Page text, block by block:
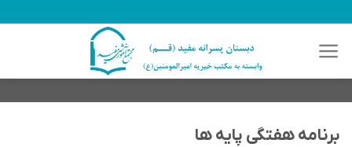
محتوا
برنامه هفتگی پایه ها